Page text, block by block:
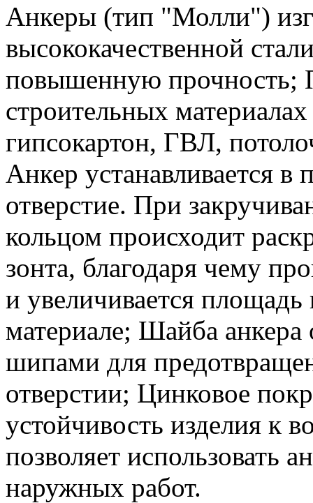
Анкеры (тип "Молли")
высококачественной
повышенную прочность;
строительных
гипсокартон, ГВЛ,
Анкер устанавливается в
отверстие. При
кольцом происходит
зонта, благодаря чему
и увеличивается площадь
материале; Шайба
шипами для
отверстии; Цинковое
устойчивость изделия к
позволяет использовать
наружных работ.